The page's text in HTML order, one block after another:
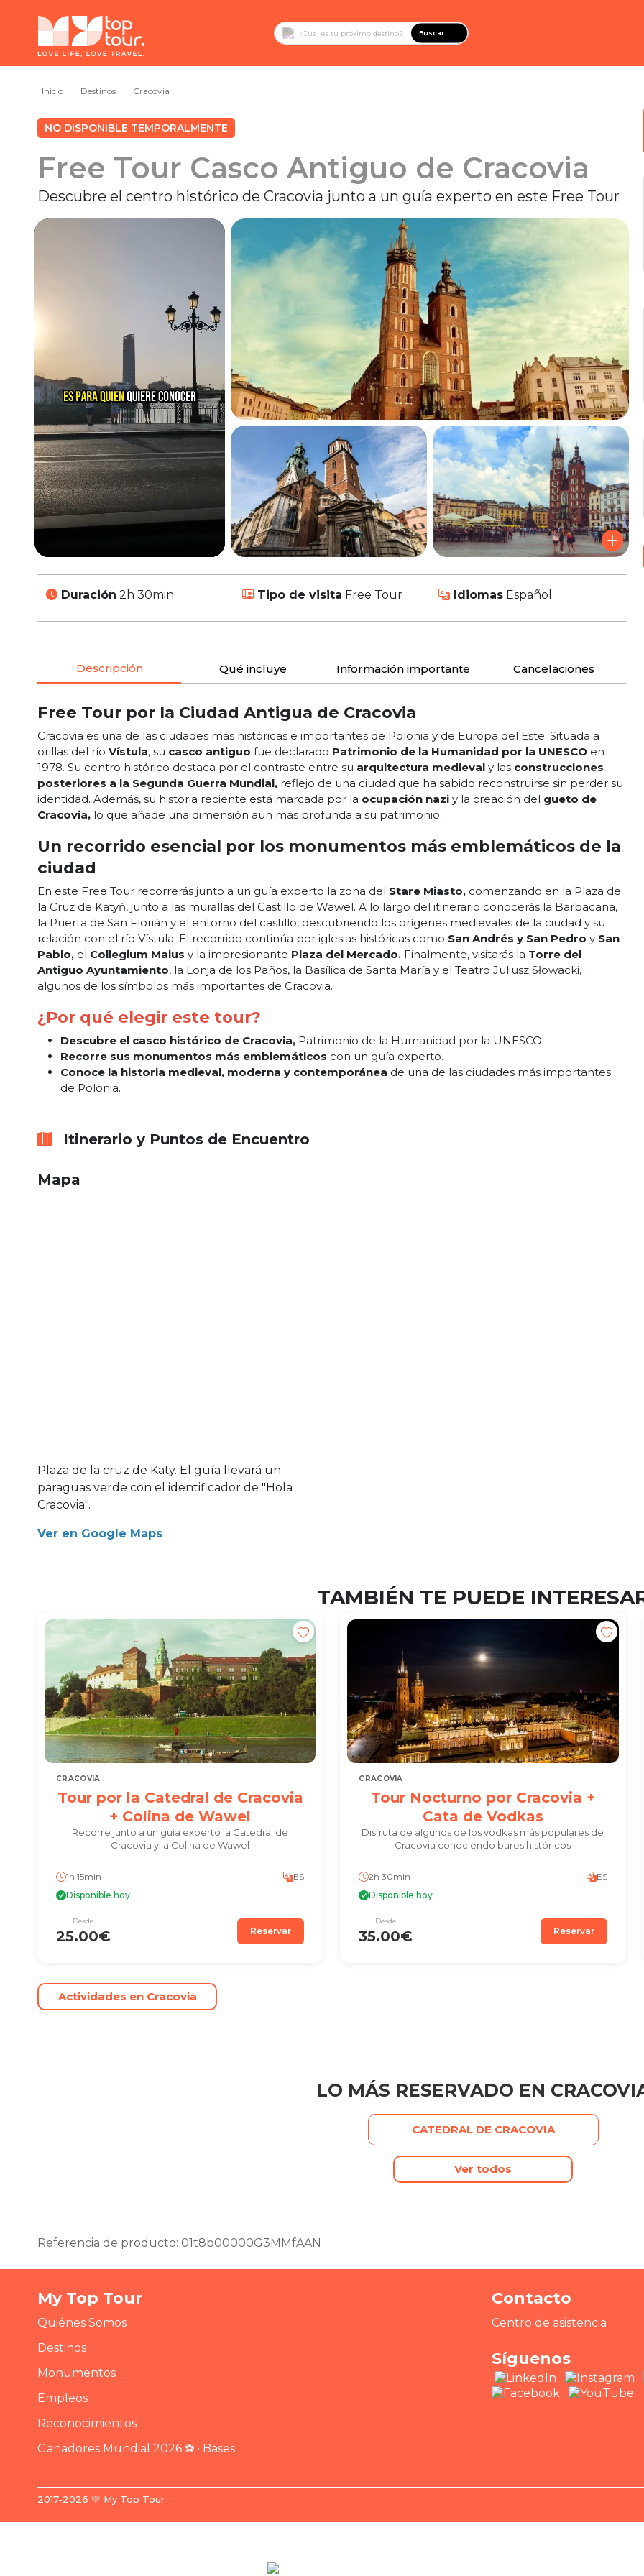
Buscar
Inicio Destinos Cracovia
NO DISPONIBLE TEMPORALMENTE
Free Tour Casco Antiguo de Cracovia
Descubre el centro histórico de Cracovia junto a un guía experto en este Free Tour
Duración 2h 30min Tipo de visita Free Tour IdiomasEspañol
Descripción Qué incluye Información importante Cancelaciones
Free Tour por la Ciudad Antigua de Cracovia
Cracovia es una de las ciudades más históricas e importantes de Polonia y de Europa del Este. Situada a
orillas del río Vístula, su casco antiguo fue declarado Patrimonio de la Humanidad por la UNESCO en
1978. Su centro histórico destaca por el contraste entre su arquitectura medieval y las construcciones
posteriores a la Segunda Guerra Mundial, reflejo de una ciudad que ha sabido reconstruirse sin perder su
identidad. Además, su historia reciente está marcada por la ocupación nazi y la creación del gueto de
Cracovia, lo que añade una dimensión aún más profunda a su patrimonio.
Un recorrido esencial por los monumentos más emblemáticos de la
ciudad
En este Free Tour recorrerás junto a un guía experto la zona del Stare Miasto, comenzando en la Plaza de
la Cruz de Katyń, junto a las murallas del Castillo de Wawel. A lo largo del itinerario conocerás la Barbacana,
la Puerta de San Florián y el entorno del castillo, descubriendo los orígenes medievales de la ciudad y su
relación con el río Vístula. El recorrido continúa por iglesias históricas como San Andrés y San Pedro y San
Pablo, el Collegium Maius y la impresionante Plaza del Mercado. Finalmente, visitarás la Torre del
Antiguo Ayuntamiento, la Lonja de los Paños, la Basílica de Santa María y el Teatro Juliusz Słowacki,
algunos de los símbolos más importantes de Cracovia.
¿Por qué elegir este tour?
Descubre el casco histórico de Cracovia, Patrimonio de la Humanidad por la UNESCO.
Recorre sus monumentos más emblemáticos con un guía experto.
Conoce la historia medieval, moderna y contemporánea de una de las ciudades más importantes
de Polonia.
Itinerario y Puntos de Encuentro
Mapa
Plaza de la cruz de Katy. El guía llevará un
paraguas verde con el identificador de "Hola
Cracovia".
Ver en Google Maps
TAMBIÉN TE PUEDE
CRACOVIA
Tour por la Catedral de Cracovia
+ Colina de Wawel
Recorre junto a un guía experto la Catedral de
Cracovia y la Colina de Wawel
1h 15min
ES
Disponible hoy
Desde
25.00€ Reservar
CRACOVIA
Tour Nocturno por Cracovia +
Cata de Vodkas
Disfruta de algunos de los vodkas más populares de
Cracovia conociendo bares históricos
2h 30min
ES
Disponible hoy
Desde
35.00€ Reservar
Actividades en Cracovia
LO MÁS RESERVADO EN
CATEDRAL DE CRACOVIA
Ver todos
Referencia de producto: 01t8b00000G3MMfAAN
My Top Tour
Quiénes Somos
Destinos
Monumentos
Empleos
Reconocimientos
Ganadores Mundial 2026 ⚽ · Bases
Contacto
Centro de asistencia
Síguenos
2017-2026 💛 My Top Tour